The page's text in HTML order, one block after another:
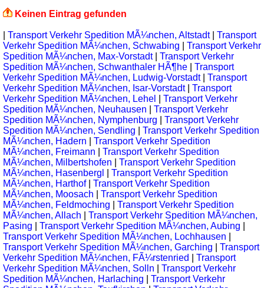
Keinen Eintrag gefunden
Transport Verkehr Spedition MÃ¼nchen, Altstadt
Transport
Verkehr Spedition MÃ¼nchen, Schwabing
Transport Verkehr
Spedition MÃ¼nchen, Max-Vorstadt
Transport Verkehr
Spedition MÃ¼nchen, Schwanthaler HÃ¶he
Transport
Verkehr Spedition MÃ¼nchen, Ludwig-Vorstadt
Transport
Verkehr Spedition MÃ¼nchen, Isar-Vorstadt
Transport
Verkehr Spedition MÃ¼nchen, Lehel
Transport Verkehr
Spedition MÃ¼nchen, Neuhausen
Transport Verkehr
Spedition MÃ¼nchen, Nymphenburg
Transport Verkehr
Spedition MÃ¼nchen, Sendling
Transport Verkehr Spedition
MÃ¼nchen, Hadern
Transport Verkehr Spedition
MÃ¼nchen, Freimann
Transport Verkehr Spedition
MÃ¼nchen, Milbertshofen
Transport Verkehr Spedition
MÃ¼nchen, Hasenbergl
Transport Verkehr Spedition
MÃ¼nchen, Harthof
Transport Verkehr Spedition
MÃ¼nchen, Moosach
Transport Verkehr Spedition
MÃ¼nchen, Feldmoching
Transport Verkehr Spedition
MÃ¼nchen, Allach
Transport Verkehr Spedition MÃ¼nchen,
Pasing
Transport Verkehr Spedition MÃ¼nchen, Aubing
Transport Verkehr Spedition MÃ¼nchen, Lochhausen
Transport Verkehr Spedition MÃ¼nchen, Garching
Transport
Verkehr Spedition MÃ¼nchen, FÃ¼rstenried
Transport
Verkehr Spedition MÃ¼nchen, Solln
Transport Verkehr
Spedition MÃ¼nchen, Harlaching
Transport Verkehr